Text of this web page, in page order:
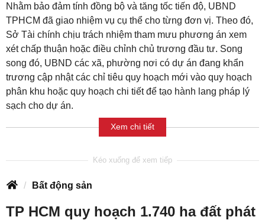
Nhằm bảo đảm tính đồng bộ và tăng tốc tiến độ, UBND
TPHCM đã giao nhiệm vụ cụ thể cho từng đơn vị. Theo đó,
Sở Tài chính chịu trách nhiệm tham mưu phương án xem
xét chấp thuận hoặc điều chỉnh chủ trương đầu tư. Song
song đó, UBND các xã, phường nơi có dự án đang khẩn
trương cập nhật các chỉ tiêu quy hoạch mới vào quy hoạch
phân khu hoặc quy hoạch chi tiết để tạo hành lang pháp lý
sạch cho dự án.
Xem chi tiết
Bất động sản
TP HCM quy hoạch 1.740 ha đất phát